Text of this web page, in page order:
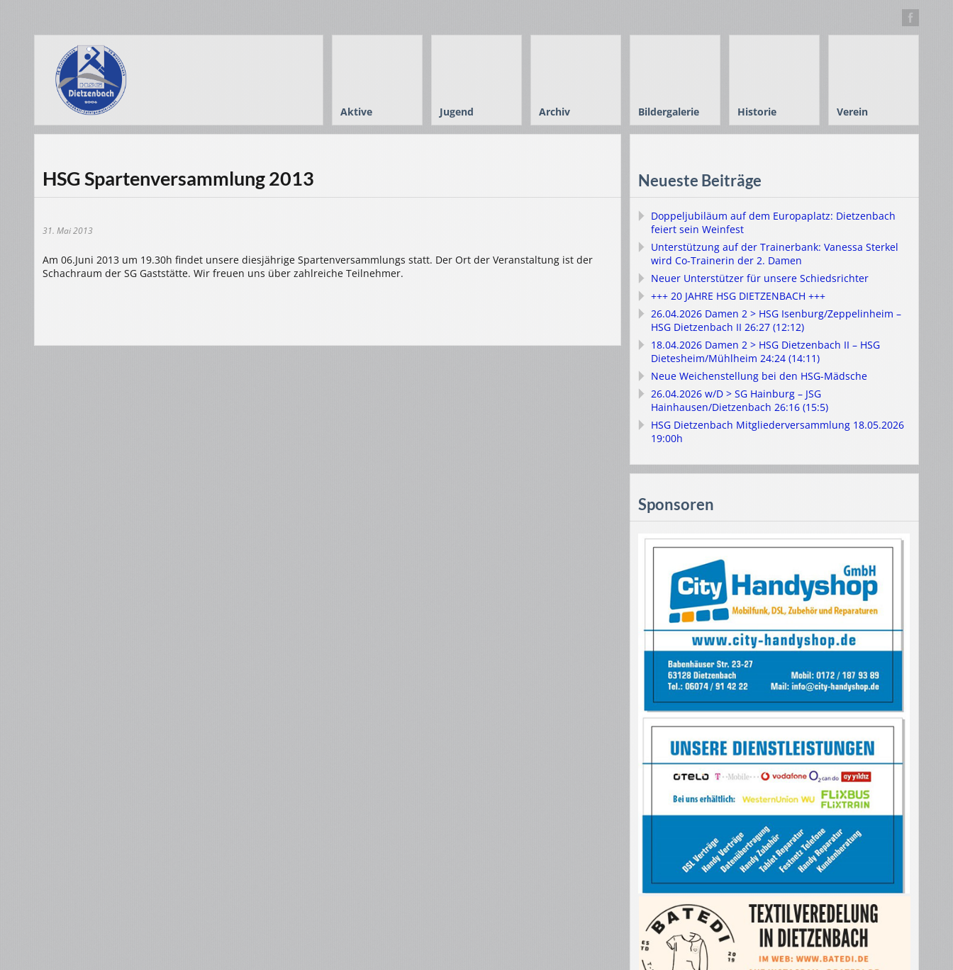
Aktive Jugend Archiv Bildergalerie Historie Verein
HSG Spartenversammlung 2013
31. Mai 2013
Am 06.Juni 2013 um 19.30h findet unsere diesjährige Spartenversammlungs statt. Der Ort der Veranstaltung ist der
Schachraum der SG Gaststätte. Wir freuen uns über zahlreiche Teilnehmer.
Neueste Beiträge
Doppeljubiläum auf dem Europaplatz: Dietzenbach
feiert sein Weinfest
Unterstützung auf der Trainerbank: Vanessa Sterkel
wird Co-Trainerin der 2. Damen
Neuer Unterstützer für unsere Schiedsrichter
+++ 20 JAHRE HSG DIETZENBACH +++
26.04.2026 Damen 2 > HSG Isenburg/Zeppelinheim –
HSG Dietzenbach II 26:27 (12:12)
18.04.2026 Damen 2 > HSG Dietzenbach II – HSG
Dietesheim/Mühlheim 24:24 (14:11)
Neue Weichenstellung bei den HSG-Mädsche
26.04.2026 w/D > SG Hainburg – JSG
Hainhausen/Dietzenbach 26:16 (15:5)
HSG Dietzenbach Mitgliederversammlung 18.05.2026
19:00h
Sponsoren